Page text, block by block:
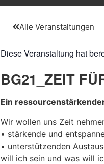
Alle Veranstaltungen
Diese Veranstaltung hat
BG21_ZEIT
Ein
Wir wollen uns Zeit
• stärkende und
• unterstützenden
will ich sein und was will